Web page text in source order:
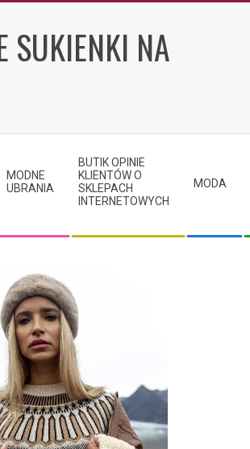
SUKIENKI NA
MODNE
UBRANIA
BUTIK OPINIE
KLIENTÓW O
SKLEPACH
INTERNETOWYCH
MODA